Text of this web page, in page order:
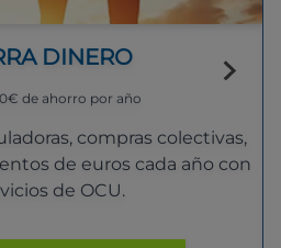
DINERO
de ahorro por año
compras colectivas,
de euros cada año con
de OCU.